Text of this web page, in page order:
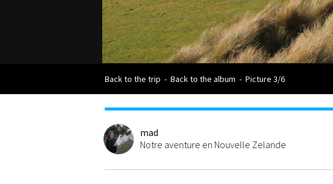
Back to the trip - Back to the album - Picture 3/6
mad
Notre aventure en Nouvelle Zelande